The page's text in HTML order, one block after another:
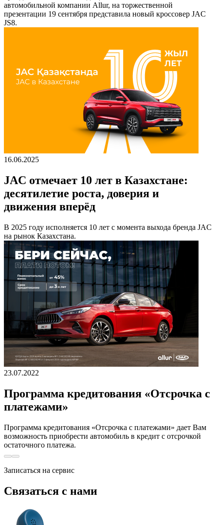
автомобильной компании Allur, на торжественной
презентации 19 сентября представила новый кроссовер JAC
JS8.
16.06.2025
JAC отмечает 10 лет в Казахстане:
десятилетие роста, доверия и
движения вперёд
В 2025 году исполняется 10 лет с момента выхода бренда JAC
на рынок Казахстана.
23.07.2022
Программа кредитования «Отсрочка с
платежами»
Программа кредитования «Отсрочка с платежами» дает Вам
возможность приобрести автомобиль в кредит с отсрочкой
остаточного платежа.
Записаться на сервис
Связаться с нами